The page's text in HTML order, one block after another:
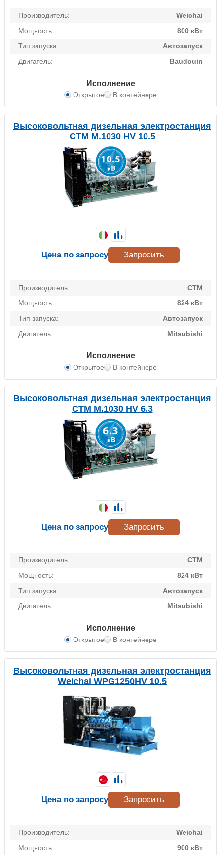
Производитель:
Weichai
Мощность:
800 кВт
Тип запуска:
Автозапуск
Двигатель:
Baudouin
Исполнение
Открытое В контейнере
Высоковольтная дизельная электростанция
CTM M.1030 HV 10.5
Производитель:
CTM
Мощность:
824 кВт
Тип запуска:
Автозапуск
Двигатель:
Mitsubishi
Исполнение
Открытое В контейнере
Цена по запросу Запросить
Высоковольтная дизельная электростанция
CTM M.1030 HV 6.3
Производитель:
CTM
Мощность:
824 кВт
Тип запуска:
Автозапуск
Двигатель:
Mitsubishi
Исполнение
Открытое В контейнере
Цена по запросу Запросить
Высоковольтная дизельная электростанция
Weichai WPG1250HV 10.5
Производитель:
Weichai
Мощность:
900 кВт
Цена по запросу Запросить